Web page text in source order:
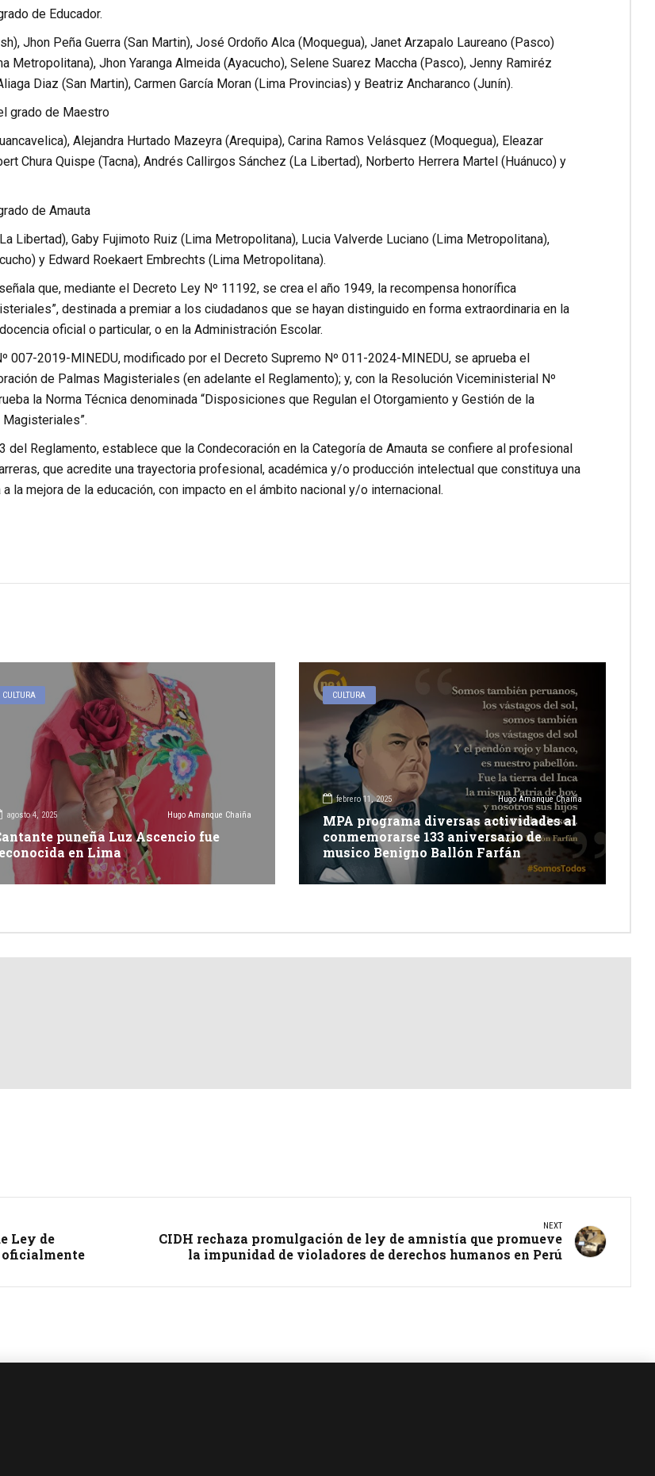
de Educador.
Jhon Peña Guerra (San Martin), José Ordoño Alca (Moquegua), Janet Arzapalo Laureano (Pasco)
Metropolitana), Jhon Yaranga Almeida (Ayacucho), Selene Suarez Maccha (Pasco), Jenny Ramiréz
Diaz (San Martin), Carmen García Moran (Lima Provincias) y Beatriz Ancharanco (Junín).
grado de Maestro
Alejandra Hurtado Mazeyra (Arequipa), Carina Ramos Velásquez (Moquegua), Eleazar
Chura Quispe (Tacna), Andrés Callirgos Sánchez (La Libertad), Norberto Herrera Martel (Huánuco) y
de Amauta
Libertad), Gaby Fujimoto Ruiz (Lima Metropolitana), Lucia Valverde Luciano (Lima Metropolitana),
y Edward Roekaert Embrechts (Lima Metropolitana).
que, mediante el Decreto Ley Nº 11192, se crea el año 1949, la recompensa honorífica
destinada a premiar a los ciudadanos que se hayan distinguido en forma extraordinaria en la
oficial o particular, o en la Administración Escolar.
007-2019-MINEDU, modificado por el Decreto Supremo Nº 011-2024-MINEDU, se aprueba el
de Palmas Magisteriales (en adelante el Reglamento); y, con la Resolución Viceministerial Nº
la Norma Técnica denominada “Disposiciones que Regulan el Otorgamiento y Gestión de la
del Reglamento, establece que la Condecoración en la Categoría de Amauta se confiere al profesional
que acredite una trayectoria profesional, académica y/o producción intelectual que constituya una
la mejora de la educación, con impacto en el ámbito nacional y/o internacional.
CULTURA
agosto 4, 2025 Hugo Amanque Chaiña
puneña Luz Ascencio fue
en Lima
CULTURA
febrero 11, 2025 Hugo Amanque Chaiña
MPA programa diversas actividades al
conmemorarse 133 aniversario de
musico Benigno Ballón Farfán
Ley de
oficialmente
NEXT
CIDH rechaza promulgación de ley de amnistía que promueve
la impunidad de violadores de derechos humanos en Perú